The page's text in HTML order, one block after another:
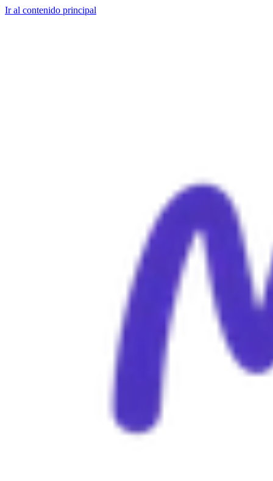
Ir al contenido principal